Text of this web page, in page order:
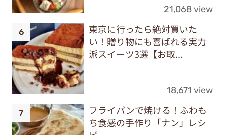
21,068 view
東京に行ったら絶対買いた
い！贈り物にも喜ばれる実力
派スイーツ3選【お取...
18,671 view
フライパンで焼ける！ふわも
ち食感の手作り「ナン」レシ